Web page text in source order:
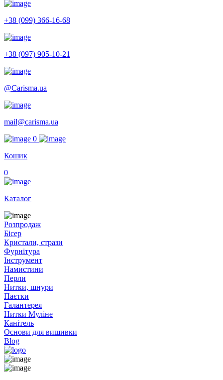
+38 (099) 366-16-68
+38 (097) 905-10-21
@Carisma.ua
mail@carisma.ua
0
Кошик
0
Каталог
Розпродаж
Бісер
Кристали, стрази
Фурнітура
Інструмент
Намистини
Перли
Нитки, шнури
Паєтки
Галантерея
Нитки Муліне
Канітель
Основи для вишивки
Blog